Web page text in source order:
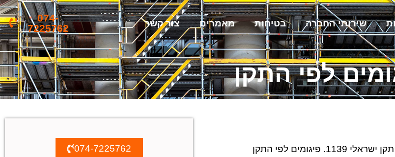
שירותי החברה בטיחות מאמרים צור קשר
074-
7225762
לפי התקן
במדינת ישראל עבודות בגובה דורשות עמידה בתקן ספציפי הנקרא – תקן ישראלי 1139. פיגומים לפי התקן
074-7225762